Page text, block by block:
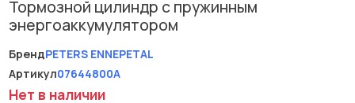
Тормозной цилиндр с пружинным
энергоаккумулятором
БрендPETERS ENNEPETAL
Артикул07644800A
Нет в наличии